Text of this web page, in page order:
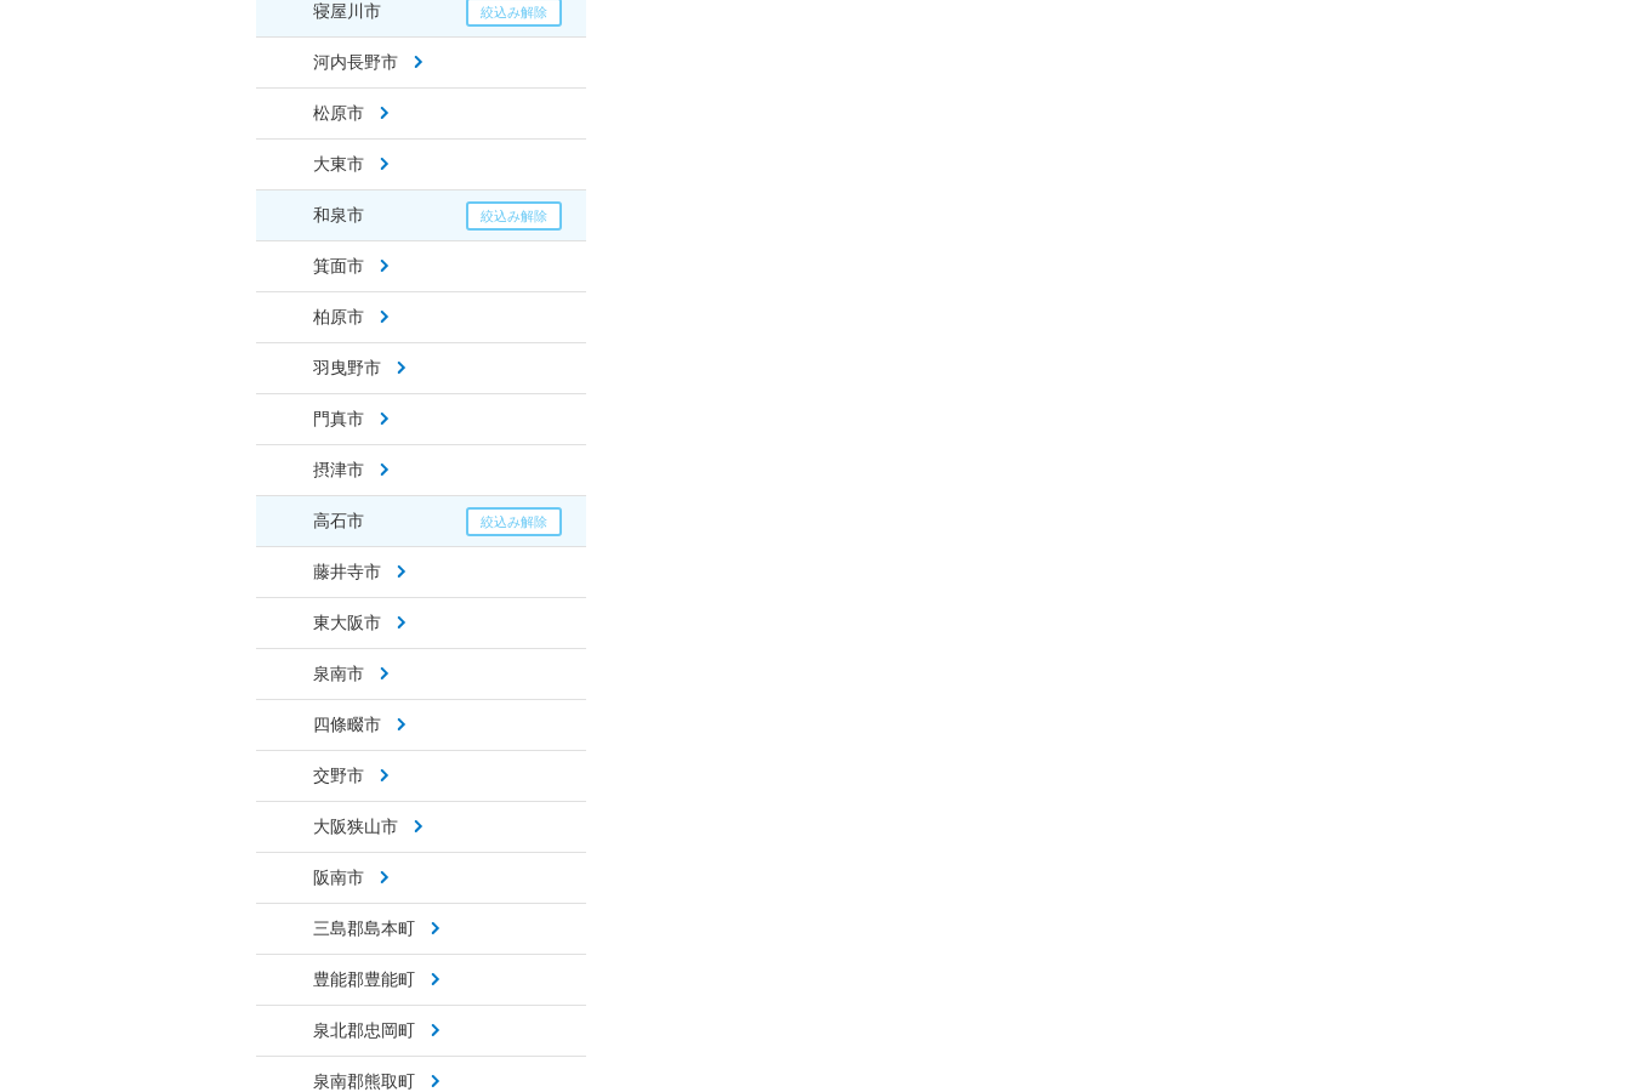
寝屋川市
河内長野市
松原市
大東市
和泉市
箕面市
柏原市
羽曳野市
門真市
摂津市
高石市
藤井寺市
東大阪市
泉南市
四條畷市
交野市
大阪狭山市
阪南市
三島郡島本町
豊能郡豊能町
泉北郡忠岡町
泉南郡熊取町